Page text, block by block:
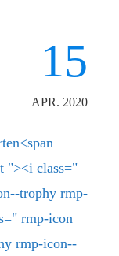
15
APR. 2020